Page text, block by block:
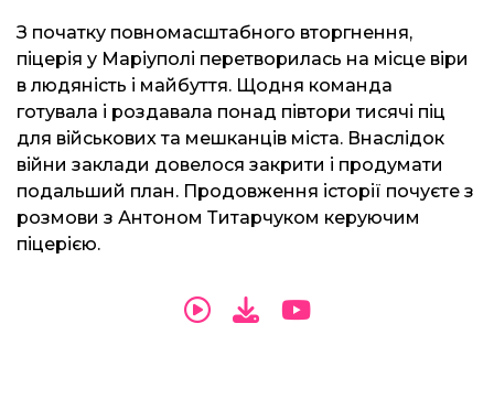
З початку повномасштабного вторгнення,
піцерія у Маріуполі перетворилась на місце віри
в людяність і майбуття. Щодня команда
готувала і роздавала понад півтори тисячі піц
для військових та мешканців міста. Внаслідок
війни заклади довелося закрити і продумати
подальший план. Продовження історії почуєте з
розмови з Антоном Титарчуком керуючим
піцерією.